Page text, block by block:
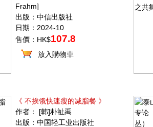
Frahm]
出版：中信出版社
日期：2024-10
售價：HK$107.8
放入購物車
《 不挨饿快速瘦的减脂餐 》
作者： [韩]朴祉禹
出版：中国轻工业出版社